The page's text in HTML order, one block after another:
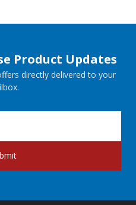
Product Updates
directly delivered to your